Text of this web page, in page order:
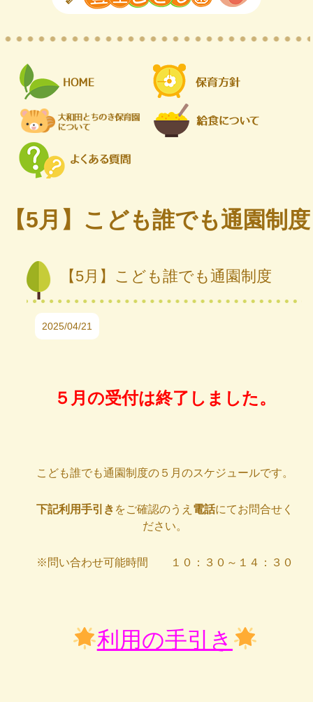
【5月】こども誰でも通園制度
【5月】こども誰でも通園制度
2025/04/21
５月の受付は終了しました。
こども誰でも通園制度の５月のスケジュールです。
下記利用手引き をご確認のうえ 電話にてお問合せく
ださい。
※問い合わせ可能時間 １０：３０～１４：３０
利用の手引き